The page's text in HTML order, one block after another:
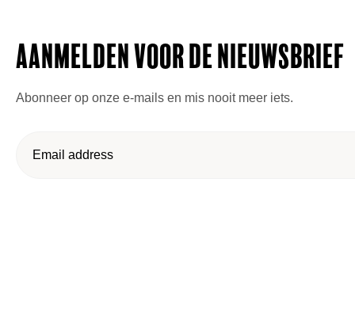
Aanmelden voor de nieuwsbrief
Abonneer op onze e-mails en mis nooit meer iets.